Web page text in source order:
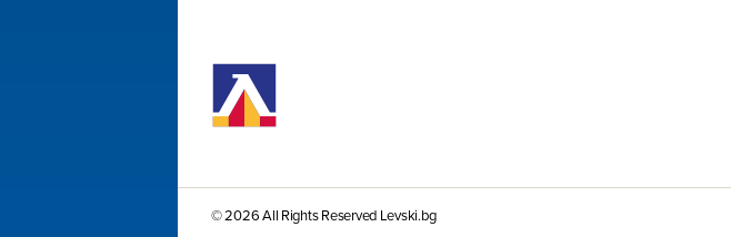
© 2026 All Rights Reserved Levski.bg